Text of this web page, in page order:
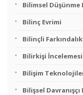
Bilimsel Düşünme
Bilinç Evrimi
Bilinçli Farkındalık
Bilirkişi İncelemesi
Bilişim
Bilişsel